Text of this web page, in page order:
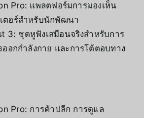
Pro: แพลตฟอร์มการมองเห็น
ตอร์สำหรับนักพัฒนา
3: ชุดหูฟังเสมือนจริงสำหรับการ
ออกกำลังกาย และการโต้ตอบทาง
Pro: การค้าปลีก การดูแล